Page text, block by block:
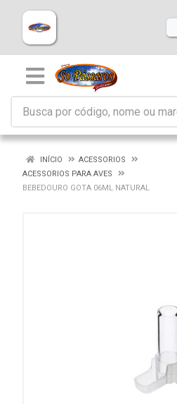
INÍCIO
ACESSORIOS
ACESSORIOS PARA AVES
BEBEDOURO GOTA 06ML NATURAL